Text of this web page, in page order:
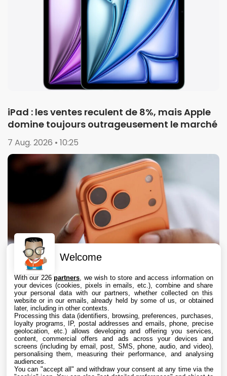
iPad : les ventes reculent de 8%, mais Apple
domine toujours outrageusement le marché
7 Aug. 2026 • 10:25
iPhone : Apple représente 65 % du marché
premium des smartphones
7 Aug. 2026 • 9:10
Welcome
With our 226partners , we wish to store and access information on
your devices (cookies, pixels in emails, etc.), combine and share
your personal data with our partners, whether collected on this
website or in our emails, already held by some of us, or obtained
later, including in other contexts.
Processing this data (identifiers, browsing, preferences, purchases,
loyalty programs, IP, postal addresses and emails, phone, precise
geolocation, etc.) allows developing and offering you services,
content, commercial offers and ads across your devices and
screens (including by email, post, SMS, phone, audio, and video),
personalising them, measuring their performance, and analysing
audiences.
You can "accept all" and withdraw your consent at any time via the